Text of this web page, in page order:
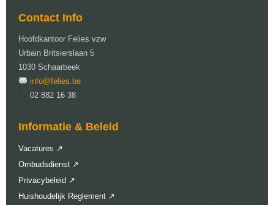
Contact Info
Hoofdkantoor Felies vzw
Urbain Britsierslaan 5
1030 Schaarbeek
info@felies.be
02 882 16 38
Informatie & Beleid
Vacatures ↗
Ombudsdienst ↗
Privacybeleid ↗
Huishoudelijk Reglement ↗